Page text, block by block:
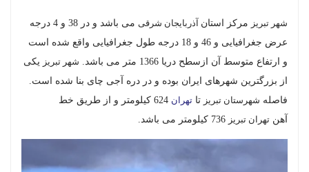
شهر تبریز مرکز استان آذربایجان شرقی
می باشد و در 38 و 4 درجه
عرض جغرافیایی و 46 و 18 درجه طول جغرافیایی واقع شده است
و ارتفاع متوسط آن ازسطح دریا 1366 متر می باشد.
شهر تبریز یکی
از بزرگترین شهرهای ایران بوده و در دره آجی چای بنا شده است.
فاصله شهرستان تبریز تا تهران
624 کیلومتر و از طریق خط
آهن تهران تبریز